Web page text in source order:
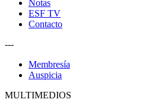
Notas
ESF TV
Contacto
---
Membresía
Auspicia
MULTIMEDIOS